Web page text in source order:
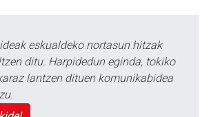
eskualdeko nortasun hitzak
ditu. Harpidedun eginda, tokiko
lantzen dituen komunikabidea